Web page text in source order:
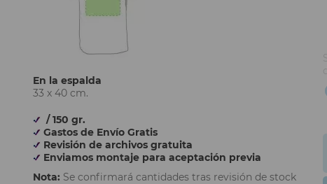
En la espalda
33 x 40 cm.
/ 150 gr.
Gastos de Envío Gratis
Revisión de archivos gratuita
Enviamos montaje para aceptación previa
Nota: Se confirmará cantidades tras revisión de stock